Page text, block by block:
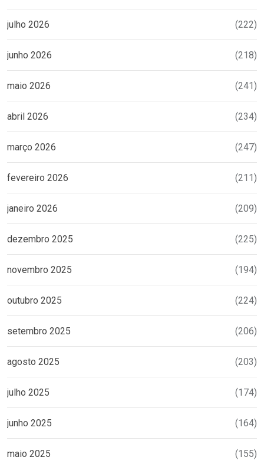
julho 2026 (222)
junho 2026 (218)
maio 2026 (241)
abril 2026 (234)
março 2026 (247)
fevereiro 2026 (211)
janeiro 2026 (209)
dezembro 2025 (225)
novembro 2025 (194)
outubro 2025 (224)
setembro 2025 (206)
agosto 2025 (203)
julho 2025 (174)
junho 2025 (164)
maio 2025 (155)